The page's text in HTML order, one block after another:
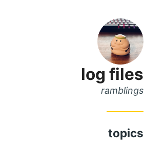
log files
ramblings
topics